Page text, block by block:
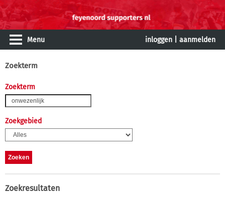
Menu inloggen aanmelden
Zoekterm
Zoekterm
Zoekgebied
Zoekresultaten